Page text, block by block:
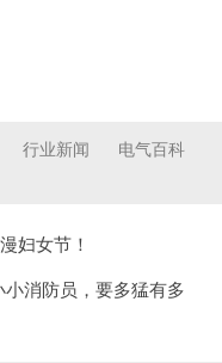
行业新闻
电气百科
妇女节！
消防员，要多猛有多